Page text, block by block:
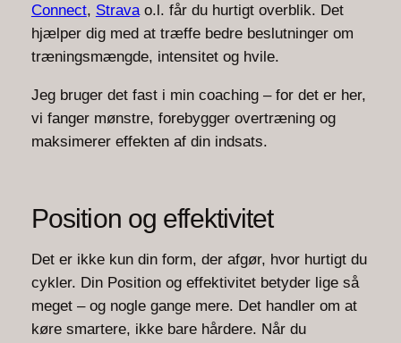
Connect, Stravao.l. får du hurtigt overblik. Det
hjælper dig med at træffe bedre beslutninger om
træningsmængde, intensitet og hvile.
Jeg bruger det fast i min coaching – for det er her,
vi fanger mønstre, forebygger overtræning og
maksimerer effekten af din indsats.
Position og effektivitet
Det er ikke kun din form, der afgør, hvor hurtigt du
cykler. Din Position og effektivitet betyder lige så
meget – og nogle gange mere. Det handler om at
køre smartere, ikke bare hårdere. Når du